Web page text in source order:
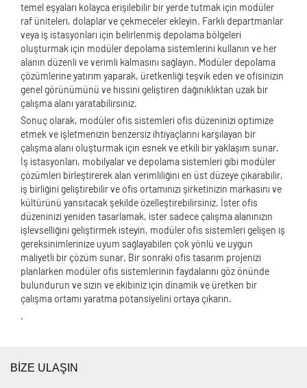
temel eşyaları kolayca erişilebilir bir yerde tutmak için modüler
raf üniteleri, dolaplar ve çekmeceler ekleyin. Farklı departmanlar
veya iş istasyonları için belirlenmiş depolama bölgeleri
oluşturmak için modüler depolama sistemlerini kullanın ve her
alanın düzenli ve verimli kalmasını sağlayın. Modüler depolama
çözümlerine yatırım yaparak, üretkenliği teşvik eden ve ofisinizin
genel görünümünü ve hissini geliştiren dağınıklıktan uzak bir
çalışma alanı yaratabilirsiniz.
Sonuç olarak, modüler ofis sistemleri ofis düzeninizi optimize
etmek ve işletmenizin benzersiz ihtiyaçlarını karşılayan bir
çalışma alanı oluşturmak için esnek ve etkili bir yaklaşım sunar.
İş istasyonları, mobilyalar ve depolama sistemleri gibi modüler
çözümleri birleştirerek alan verimliliğini en üst düzeye çıkarabilir,
iş birliğini geliştirebilir ve ofis ortamınızı şirketinizin markasını ve
kültürünü yansıtacak şekilde özelleştirebilirsiniz. İster ofis
düzeninizi yeniden tasarlamak, ister sadece çalışma alanınızın
işlevselliğini geliştirmek isteyin, modüler ofis sistemleri gelişen iş
gereksinimlerinize uyum sağlayabilen çok yönlü ve uygun
maliyetli bir çözüm sunar. Bir sonraki ofis tasarım projenizi
planlarken modüler ofis sistemlerinin faydalarını göz önünde
bulundurun ve sizin ve ekibiniz için dinamik ve üretken bir
çalışma ortamı yaratma potansiyelini ortaya çıkarın.
.
BİZE ULAŞIN